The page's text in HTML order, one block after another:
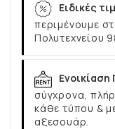
Ειδικές
περιμένουμε
Πολυτεχνείου
σύγχρονα,
κάθε τύπου &
αξεσουάρ.